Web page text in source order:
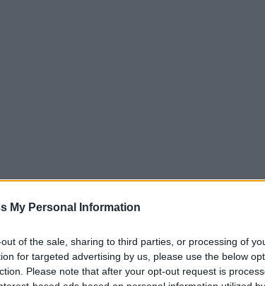
My Personal Information
of the sale, sharing to third parties, or processing of
for targeted advertising by us, please use the below
Please note that after your opt-out request is